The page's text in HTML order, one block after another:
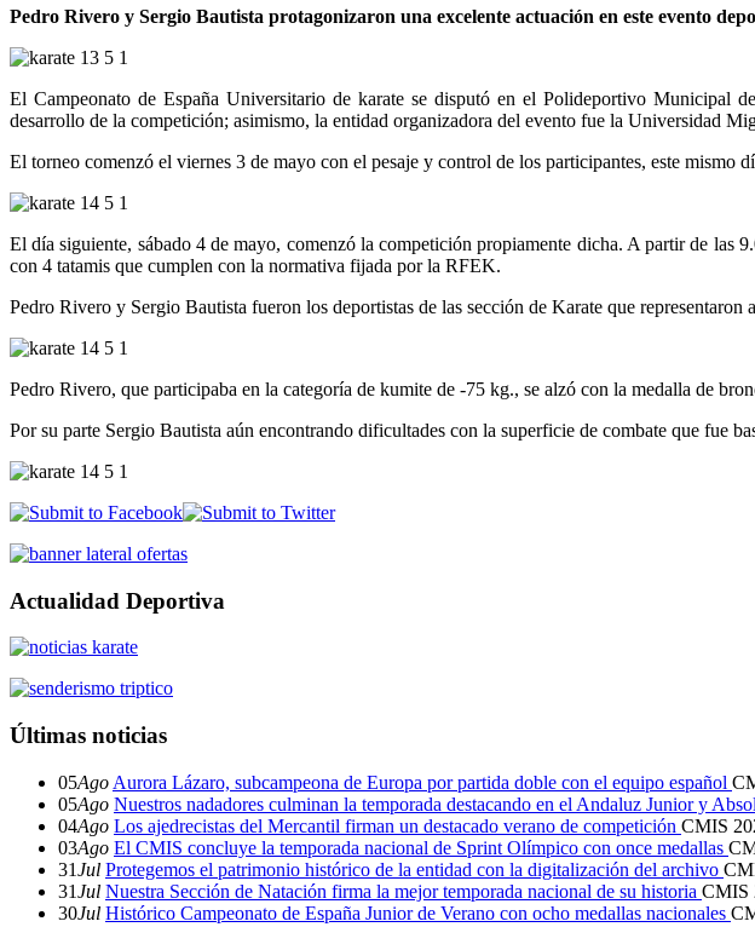
Pedro Rivero y Sergio Bautista protagonizaron una excelente actuación en este evento
El Campeonato de España Universitario de karate se disputó en el Polideportivo Municipal
desarrollo de la competición; asimismo, la entidad organizadora del evento fue la Universidad
El torneo comenzó el viernes 3 de mayo con el pesaje y control de los participantes, este mismo
El día siguiente, sábado 4 de mayo, comenzó la competición propiamente dicha. A partir de las
con 4 tatamis que cumplen con la normativa fijada por la RFEK.
Pedro Rivero y Sergio Bautista fueron los deportistas de las sección de Karate que
Pedro Rivero, que participaba en la categoría de kumite de -75 kg., se alzó con la medalla de
Por su parte Sergio Bautista aún encontrando dificultades con la superficie de combate que fue
Actualidad Deportiva
Últimas noticias
05Ago Aurora Lázaro, subcampeona de Europa por partida doble con el equipo español
05Ago Nuestros nadadores culminan la temporada destacando en el Andaluz Junior y
04Ago Los ajedrecistas del Mercantil firman un destacado verano de competición CMIS
03Ago El CMIS concluye la temporada nacional de Sprint Olímpico con once medallas
31Jul Protegemos el patrimonio histórico de la entidad con la digitalización del archivo
31Jul Nuestra Sección de Natación firma la mejor temporada nacional de su historia CMIS
30Jul Histórico Campeonato de España Junior de Verano con ocho medallas nacionales